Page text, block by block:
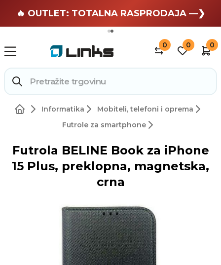
🏄 Zaslužuješ odmor —❯
🔥 OUTLET: TOTALNA RASPRODAJA —❯
0 0 0
Informatika
Mobiteli, telefoni i oprema
Futrole za smartphone
Futrola BELINE Book za iPhone
15 Plus, preklopna, magnetska,
crna